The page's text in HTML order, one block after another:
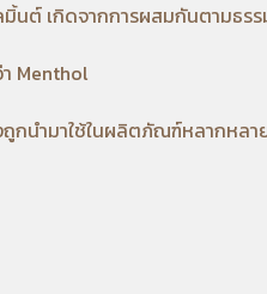
ต์ เกิดจากการผสมกันตามธร
Menthol
กนำมาใช้ในผลิตภัณฑ์หลากหลา